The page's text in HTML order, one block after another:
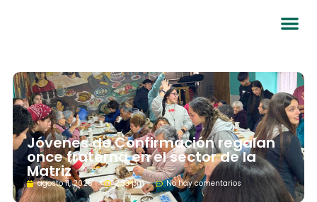
Jóvenes de Confirmación regalan
once fraterna en el sector de la
Matriz
agosto 11, 2025 2:33 pm No hay comentarios